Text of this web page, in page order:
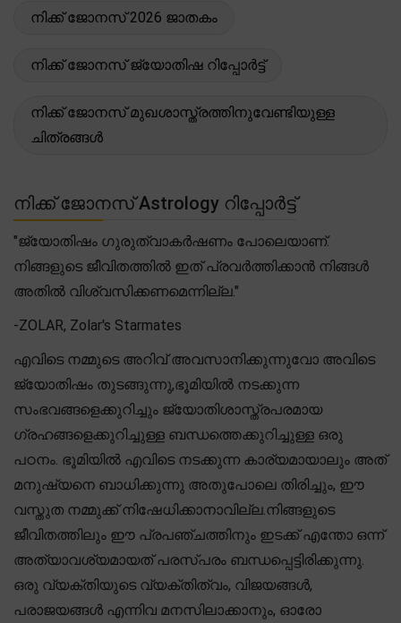
നിക്ക് ജോനസ് 2026 ജാതകം
നിക്ക് ജോനസ് ജ്യോതിഷ റിപ്പോർട്ട്
നിക്ക് ജോനസ് മുഖശാസ്ത്രത്തിനുവേണ്ടിയുള്ള
ചിത്രങ്ങൾ
നിക്ക് ജോനസ് Astrology റിപ്പോർട്ട്
"ജ്യോതിഷം ഗുരുത്വാകർഷണം പോലെയാണ്.
നിങ്ങളുടെ ജീവിതത്തിൽ ഇത് പ്രവർത്തിക്കാൻ നിങ്ങൾ
അതിൽ വിശ്വസിക്കണമെന്നില്ല."
-ZOLAR, Zolar's Starmates
എവിടെ നമ്മുടെ അറിവ് അവസാനിക്കുന്നുവോ അവിടെ
ജ്യോതിഷം തുടങ്ങുന്നു,ഭൂമിയിൽ നടക്കുന്ന
സംഭവങ്ങളെക്കുറിച്ചും ജ്യോതിശാസ്ത്രപരമായ
ഗ്രഹങ്ങളെക്കുറിച്ചുള്ള ബന്ധത്തെക്കുറിച്ചുള്ള ഒരു
പഠനം. ഭൂമിയിൽ എവിടെ നടക്കുന്ന കാര്യമായാലും അത്
മനുഷ്യനെ ബാധിക്കുന്നു അതുപോലെ തിരിച്ചും, ഈ
വസ്തുത നമ്മുക്ക് നിഷേധിക്കാനാവില്ല.നിങ്ങളുടെ
ജീവിതത്തിലും ഈ പ്രപഞ്ചത്തിനും ഇടക്ക് എന്തോ ഒന്ന്
അത്യാവശ്യമായത് പരസ്പരം ബന്ധപ്പെട്ടിരിക്കുന്നു.
ഒരു വ്യക്തിയുടെ വ്യക്തിത്വം, വിജയങ്ങൾ,
പരാജയങ്ങൾ എന്നിവ മനസിലാക്കാനും, ഓരോ